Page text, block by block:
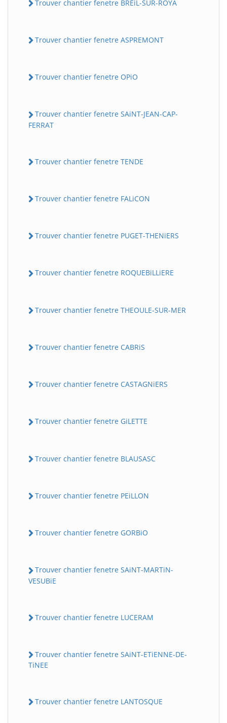
Trouver chantier fenetre BREiL-SUR-ROYA
Trouver chantier fenetre ASPREMONT
Trouver chantier fenetre OPiO
Trouver chantier fenetre SAiNT-JEAN-CAP-
FERRAT
Trouver chantier fenetre TENDE
Trouver chantier fenetre FALiCON
Trouver chantier fenetre PUGET-THENiERS
Trouver chantier fenetre ROQUEBiLLiERE
Trouver chantier fenetre THEOULE-SUR-MER
Trouver chantier fenetre CABRiS
Trouver chantier fenetre CASTAGNiERS
Trouver chantier fenetre GiLETTE
Trouver chantier fenetre BLAUSASC
Trouver chantier fenetre PEiLLON
Trouver chantier fenetre GORBiO
Trouver chantier fenetre SAiNT-MARTiN-
VESUBiE
Trouver chantier fenetre LUCERAM
Trouver chantier fenetre SAiNT-ETiENNE-DE-
TiNEE
Trouver chantier fenetre LANTOSQUE